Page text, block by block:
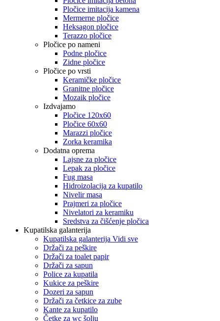
Pločice imitacija kamena
Mermerne pločice
Heksagon pločice
Terazzo pločice
Pločice po nameni
Podne pločice
Zidne pločice
Pločice po vrsti
Keramičke pločice
Granitne pločice
Mozaik pločice
Izdvajamo
Pločice 120x60
Pločice 60x60
Marazzi pločice
Zorka keramika
Dodatna oprema
Lajsne za pločice
Lepak za pločice
Fug masa
Hidroizolacija za kupatilo
Nivelir masa
Prajmeri za pločice
Nivelatori za keramiku
Sredstva za čišćenje pločica
Kupatilska galanterija
Kupatilska galanterija Vidi sve
Držači za peškire
Držači za toalet papir
Držači za sapun
Police za kupatila
Kukice za peškire
Dozeri za sapun
Držači za četkice za zube
Kante za kupatilo
Četke za wc šolju